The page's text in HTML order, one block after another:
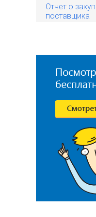
Отчет о
поставщика